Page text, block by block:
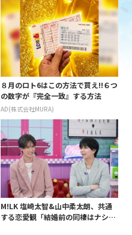
８月のロト6はこの方法で買え!!６つ
の数字が『完全一致』する方法
AD(株式会社MURA)
M!LK 塩崎太智&山中柔太朗、共通
する恋愛観「結婚前の同棲はナシ」